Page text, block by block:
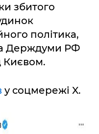
збитого
політика,
Держдуми РФ
Києвом.
у соцмережі X.